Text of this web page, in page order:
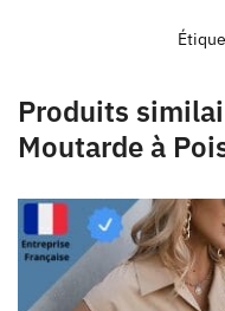
Produits
Moutarde à